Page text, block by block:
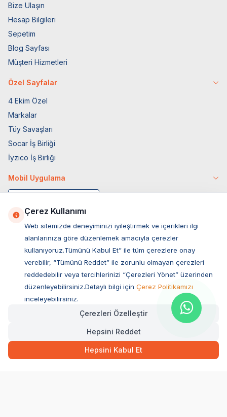
Bize Ulaşın
Hesap Bilgileri
Sepetim
Blog Sayfası
Müşteri Hizmetleri
Özel Sayfalar
4 Ekim Özel
Markalar
Tüy Savaşları
Socar İş Birliği
İyzico İş Birliği
Mobil Uygulama
Müşteri Hizmetleri
Sıkça Sorulan Sorular
Ovacık Mah. Hacıoğlu Sok. No:13 Başiskele / KOCAELİ
Müşteri Destek Hattı
Çerez Kullanımı
Web sitemizde deneyiminizi iyileştirmek ve içerikleri ilgi
alanlarınıza göre düzenlemek amacıyla çerezler
kullanıyoruz.Tümünü Kabul Et” ile tüm çerezlere onay
verebilir, “Tümünü Reddet” ile zorunlu olmayan çerezleri
reddedebilir veya tercihlerinizi “Çerezleri Yönet” üzerinden
düzenleyebilirsiniz.Detaylı bilgi için Çerez Politikamızı
inceleyebilirsiniz.
Çerezleri Özelleştir
Hepsini Reddet
Hepsini Kabul Et